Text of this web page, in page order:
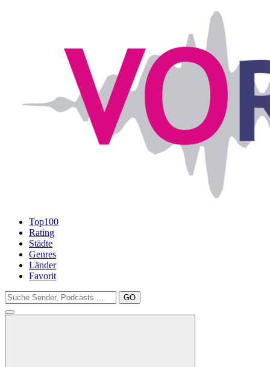
Top100
Rating
Städte
Genres
Länder
Favorit
GO